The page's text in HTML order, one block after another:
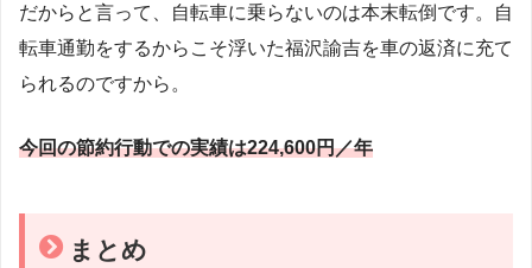
だからと言って、自転車に乗らないのは本末転倒です。自
転車通勤をするからこそ浮いた福沢諭吉を車の返済に充て
られるのですから。
今回の節約行動での実績は224,600円／年
まとめ